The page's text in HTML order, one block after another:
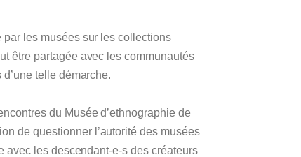
par les musées sur les collections
être partagée avec les communautés
telle démarche.
du Musée d’ethnographie de
de questionner l’autorité des musées
avec les descendant-e-s des créateurs